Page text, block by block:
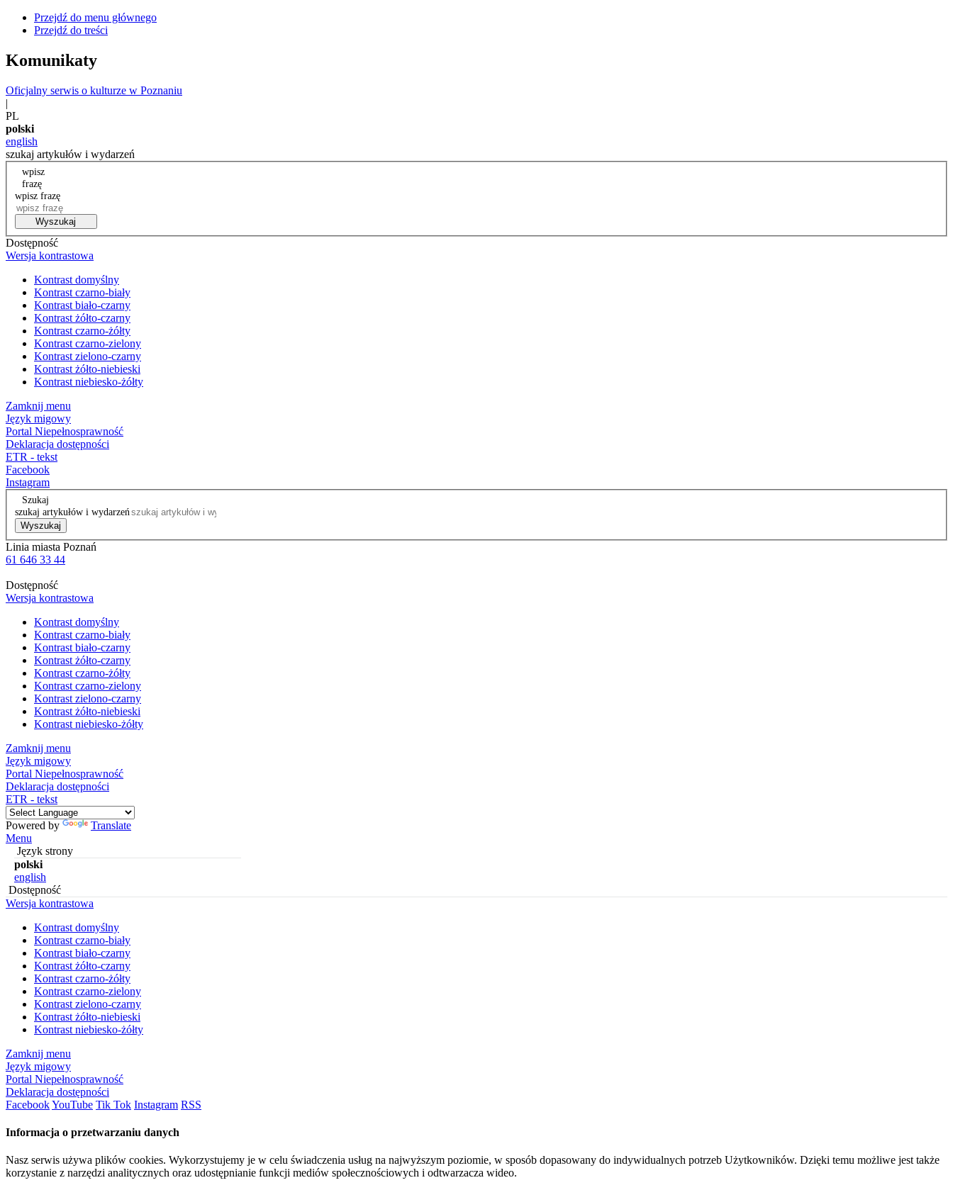
Przejdź do menu głównego
Przejdź do treści
Komunikaty
Oficjalny serwis o kulturze w Poznaniu
|
PL
polski
english
szukaj artykułów i wydarzeń
wpisz
frazę
wpisz frazę
Wyszukaj
Dostępność
Wersja kontrastowa
Kontrast domyślny
Kontrast czarno-biały
Kontrast biało-czarny
Kontrast żółto-czarny
Kontrast czarno-żółty
Kontrast czarno-zielony
Kontrast zielono-czarny
Kontrast żółto-niebieski
Kontrast niebiesko-żółty
Zamknij menu
Język migowy
Portal Niepełnosprawność
Deklaracja dostępności
ETR - tekst
Facebook
Instagram
Szukaj
szukaj artykułów i wydarzeń
Wyszukaj
Linia miasta Poznań
61 646 33 44
Dostępność
Wersja kontrastowa
Kontrast domyślny
Kontrast czarno-biały
Kontrast biało-czarny
Kontrast żółto-czarny
Kontrast czarno-żółty
Kontrast czarno-zielony
Kontrast zielono-czarny
Kontrast żółto-niebieski
Kontrast niebiesko-żółty
Zamknij menu
Język migowy
Portal Niepełnosprawność
Deklaracja dostępności
ETR - tekst
Powered by
Translate
Menu
Język strony
polski
english
Dostępność
Wersja kontrastowa
Kontrast domyślny
Kontrast czarno-biały
Kontrast biało-czarny
Kontrast żółto-czarny
Kontrast czarno-żółty
Kontrast czarno-zielony
Kontrast zielono-czarny
Kontrast żółto-niebieski
Kontrast niebiesko-żółty
Zamknij menu
Język migowy
Portal Niepełnosprawność
Deklaracja dostępności
FacebookYouTube Tik Tok Instagram RSS
Informacja o przetwarzaniu danych
Nasz serwis używa plików cookies. Wykorzystujemy je w celu świadczenia usług na najwyższym poziomie, w sposób dopasowany do indywidualnych potrzeb Użytkowników. Dzięki temu możliwe jest także
korzystanie z narzędzi analitycznych oraz udostępnianie funkcji mediów społecznościowych i odtwarzacza wideo.